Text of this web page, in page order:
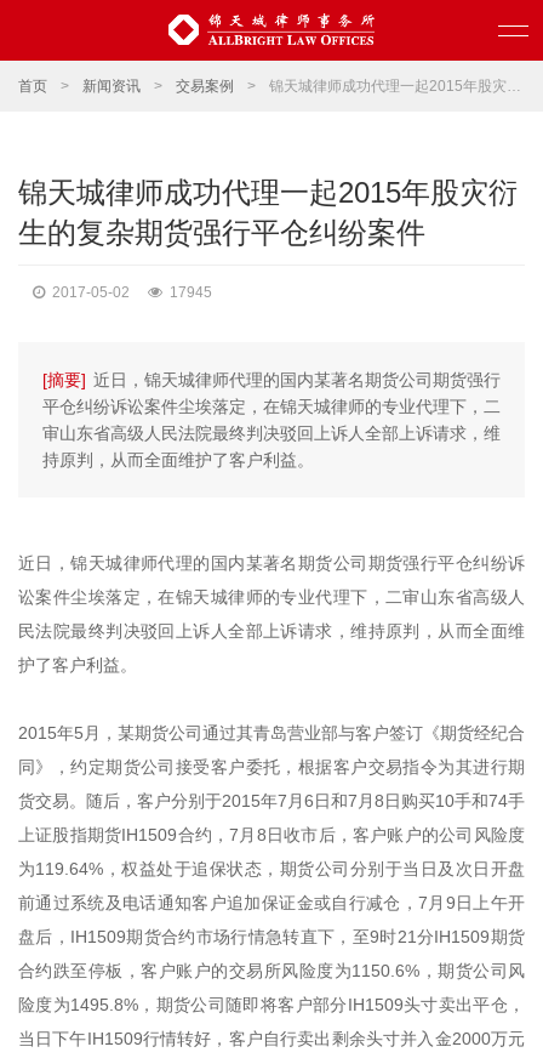
首页 > 新闻资讯 > 交易案例 > 锦天城律师成功代理一起2015年股灾衍生的复杂期货强行平仓纠纷案件
锦天城律师成功代理一起2015年股灾衍
生的复杂期货强行平仓纠纷案件
2017-05-02 17945
[摘要] 近日，锦天城律师代理的国内某著名期货公司期货强行
平仓纠纷诉讼案件尘埃落定，在锦天城律师的专业代理下，二
审山东省高级人民法院最终判决驳回上诉人全部上诉请求，维
持原判，从而全面维护了客户利益。
近日，锦天城律师代理的国内某著名期货公司期货强行平仓纠纷诉
讼案件尘埃落定，在锦天城律师的专业代理下，二审山东省高级人
民法院最终判决驳回上诉人全部上诉请求，维持原判，从而全面维
护了客户利益。
2015年5月，某期货公司通过其青岛营业部与客户签订《期货经纪合
同》，约定期货公司接受客户委托，根据客户交易指令为其进行期
货交易。随后，客户分别于2015年7月6日和7月8日购买10手和74手
上证股指期货IH1509合约，7月8日收市后，客户账户的公司风险度
为119.64%，权益处于追保状态，期货公司分别于当日及次日开盘
前通过系统及电话通知客户追加保证金或自行减仓，7月9日上午开
盘后，IH1509期货合约市场行情急转直下，至9时21分IH1509期货
合约跌至停板，客户账户的交易所风险度为1150.6%，期货公司风
险度为1495.8%，期货公司随即将客户部分IH1509头寸卖出平仓，
当日下午IH1509行情转好，客户自行卖出剩余头寸并入金2000万元